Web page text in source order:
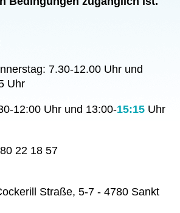
7.30-12.00 Uhr und
Uhr
12:00 Uhr und 13:00-15:15 Uhr
22 18 57
Straße, 5-7 - 4780 Sankt